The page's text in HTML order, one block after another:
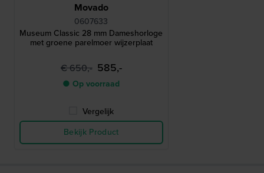
Movado
0607633
Museum Classic 28 mm Dameshorloge
met groene parelmoer wijzerplaat
€ 650,- 585,-
● Op voorraad
Vergelijk
Bekijk Product